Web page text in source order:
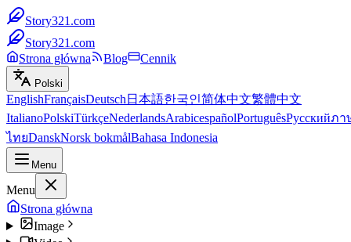
Story321.com
Story321.com
Strona główna
Blog Cennik
Polski
EnglishFrançaisDeutsch 日本語한국인简体中文繁體中文
ItalianoPolskiTürkçeNederlandsArabicespañolPortuguêsРусскийภา
ไทยDanskNorsk bokmålBahasa Indonesia
Menu
Menu
Strona główna
Image